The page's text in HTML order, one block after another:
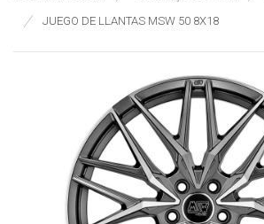
JUEGO DE LLANTAS MSW 50 8X18